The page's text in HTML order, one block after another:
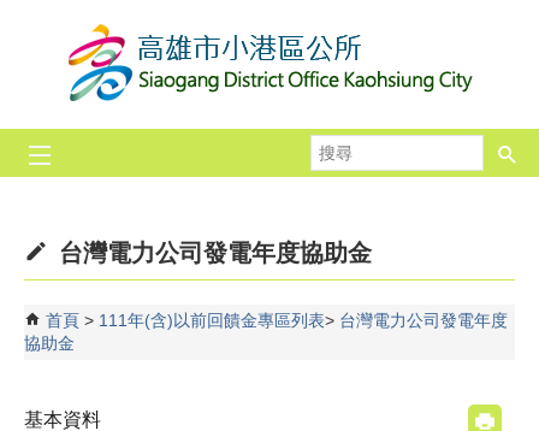
跳到主要內容區塊
尋
台灣電力公司發電年度協助金
首頁 111年(含)以前回饋金專區列表
台灣電力公司發電年度
協助金
基本資料